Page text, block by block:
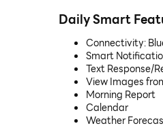
Daily Smart
Connectivity:
Smart
Text Response/
View Images
Morning Report
Calendar
Weather